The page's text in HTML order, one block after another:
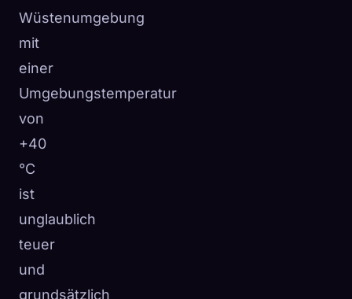
Wüstenumgebung
mit
einer
Umgebungstemperatur
von
+40
°C
ist
unglaublich
teuer
und
grundsätzlich